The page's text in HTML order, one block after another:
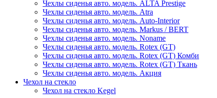
Чехлы сиденья авто. модель. ALTA Prestige
Чехлы сиденья авто. модель. Atra
Чехлы сиденья авто. модель. Auto-Interior
Чехлы сиденья авто. модель. Markus / BERT
Чехлы сиденья авто. модель. Noname
Чехлы сиденья авто. модель. Rotex (GT)
Чехлы сиденья авто. модель. Rotex (GT) Комби
Чехлы сиденья авто. модель. Rotex (GT) Ткань
Чехлы сиденья авто. модель. Акция
Чехол на стекло
Чехол на стекло Kegel